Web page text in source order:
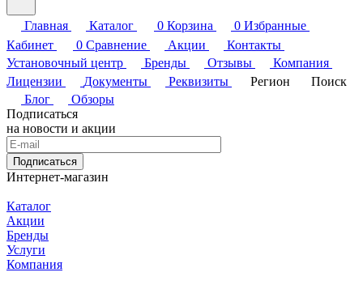
Главная Каталог 0 Корзина 0 Избранные
Кабинет
0 Сравнение Акции
Контакты
Установочный центр
Бренды Отзывы
Компания
Лицензии
Документы Реквизиты Регион
Поиск
Блог
Обзоры
Подписаться
на новости и акции
Подписаться
Интернет-магазин
Каталог
Акции
Бренды
Услуги
Компания